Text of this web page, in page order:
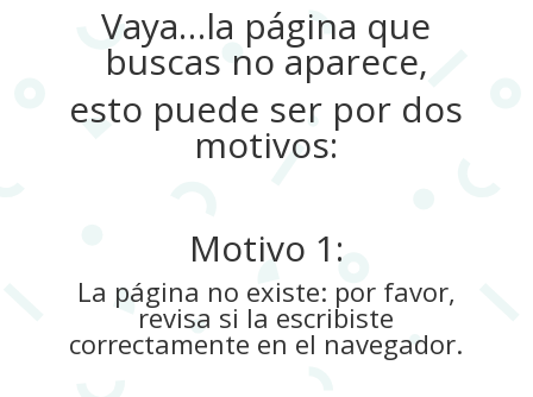
Vaya…la página que
buscas no aparece,
esto puede ser por dos
motivos:
Motivo 1:
La página no existe: por favor,
revisa si la escribiste
correctamente en el navegador.